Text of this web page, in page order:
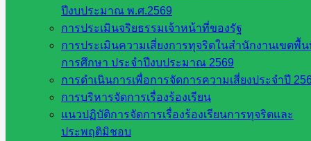
ปีงบประมาณ พ.ศ.2569
การประเมินจริยธรรมเจ้าหน้าที่ของรัฐ
การประเมินความเสี่ยงการทุจริตในสำนักงานเขตพื้
การศึกษา ประจำปีงบประมาณ 2569
การดำเนินการเพื่อการจัดการความเสี่ยงประจำปี
การบริหารจัดการเรื่องร้องเรียน
แนวปฏิบัติการจัดการเรื่องร้องเรียนการทุจริตและ
ประพฤติมิชอบ
ตุลาคม 7, 2024ตุลาคม 7, 2024 กลุ่มนิเทศติดตามฯ
วารสาร ประชาสัมพันธ์
ดำเนินการตรวจเยี่ยมเพื่อติดตาม และ
นิเทศการศึกษาโดยคณะกรรมการติดตาม